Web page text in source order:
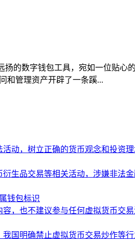
的数字钱包工具，宛如一位贴心
和管理资产开辟了一条蹊...
动，树立正确的货币观念和投资
生品交易等相关活动，涉嫌非
钱包标识
，也不建议参与任何虚拟货币交
国明确禁止虚拟货币交易炒作等